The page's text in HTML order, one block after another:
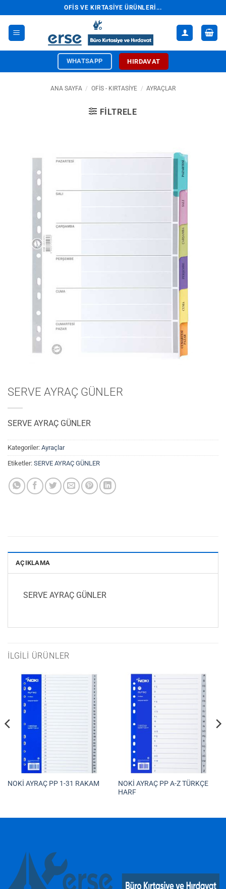
atla
OFIS VE KIRTASIYE ÜRÜNLERI...
WHATSAPP HIRDAVAT
ANA SAYFA / OFİS - KIRTASİYE / AYRAÇLAR
FILTRELE
SERVE AYRAÇ GÜNLER
SERVE AYRAÇ GÜNLER
Kategoriler: Ayraçlar
Etiketler: SERVE AYRAÇ GÜNLER
AÇIKLAMA
SERVE AYRAÇ GÜNLER
İLGILI ÜRÜNLER
NOKİ AYRAÇ PP 1-31 RAKAM
NOKİ AYRAÇ PP A-Z TÜRKÇE
HARF